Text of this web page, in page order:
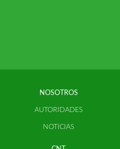
NOSOTROS
AUTORIDADES
NOTICIAS